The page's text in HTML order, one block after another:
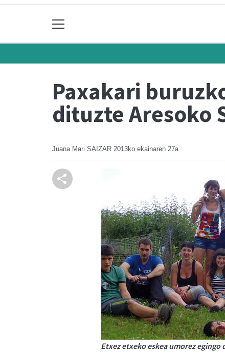
Paxakari
dituzte Aresoko
Juana Mari SAIZAR 2013ko ekainaren 27a
Etxez etxeko eskea umorez